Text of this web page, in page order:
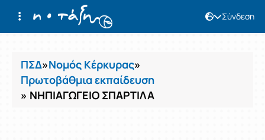
Σύνδεση
Μαθήματα
ΠΣΔ»Νομός Κέρκυρας»
Πρωτοβάθμια εκπαίδευση
» ΝΗΠΙΑΓΩΓΕΙΟ ΣΠΑΡΤΙΛΑ